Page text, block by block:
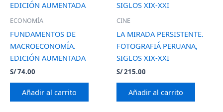
ECONOMÍA
FUNDAMENTOS DE
MACROECONOMÍA.
EDICIÓN AUMENTADA
S/74.00
Añadir al carrito
CINE
LA MIRADA PERSISTENTE.
FOTOGRAFIÁ PERUANA,
SIGLOS XIX-XXI
S/215.00
Añadir al carrito